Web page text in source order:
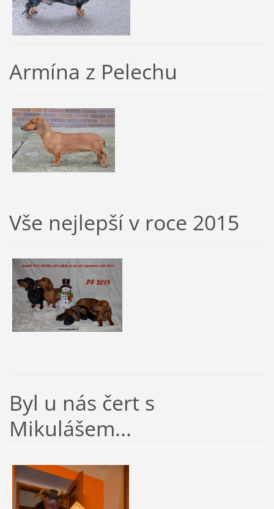
Armína z Pelechu
Vše nejlepší v roce 2015
Byl u nás čert s
Mikulášem...